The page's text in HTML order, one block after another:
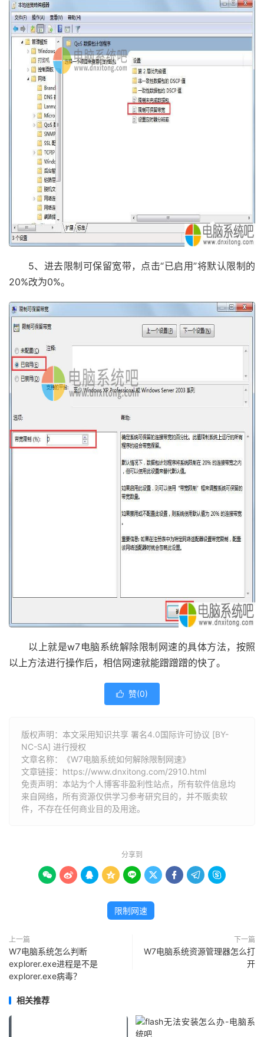
5、进去限制可保留宽带，点击“已启用”将默认限制的
20%改为0%。
以上就是w7电脑系统解除限制网速的具体方法，按照
以上方法进行操作后，相信网速就能蹭蹭蹭的快了。
 赞(0)
版权声明：本文采用知识共享 署名4.0国际许可协议 [BY-
NC-SA] 进行授权
文章名称：《W7电脑系统如何解除限制网速》
文章链接： https://www.dnxitong.com/2910.html
免责声明：本站为个人博客非盈利性站点，所有软件信息均
来自网络，所有资源仅供学习参考研究目的，并不贩卖软
件，不存在任何商业目的及用途。
分享到
        
限制网速
上一篇
W7电脑系统怎么判断
explorer.exe进程是不是
explorer.exe病毒？
下一篇
W7电脑系统资源管理器怎么打
开
相关推荐